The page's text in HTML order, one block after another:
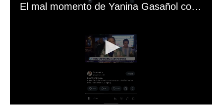
El mal momento de Yanina Gasañol con un hincha argentino en "Subrayado"